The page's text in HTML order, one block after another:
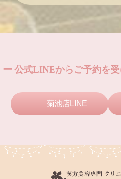
ー 公式LINEからご予約を
菊池店LINE